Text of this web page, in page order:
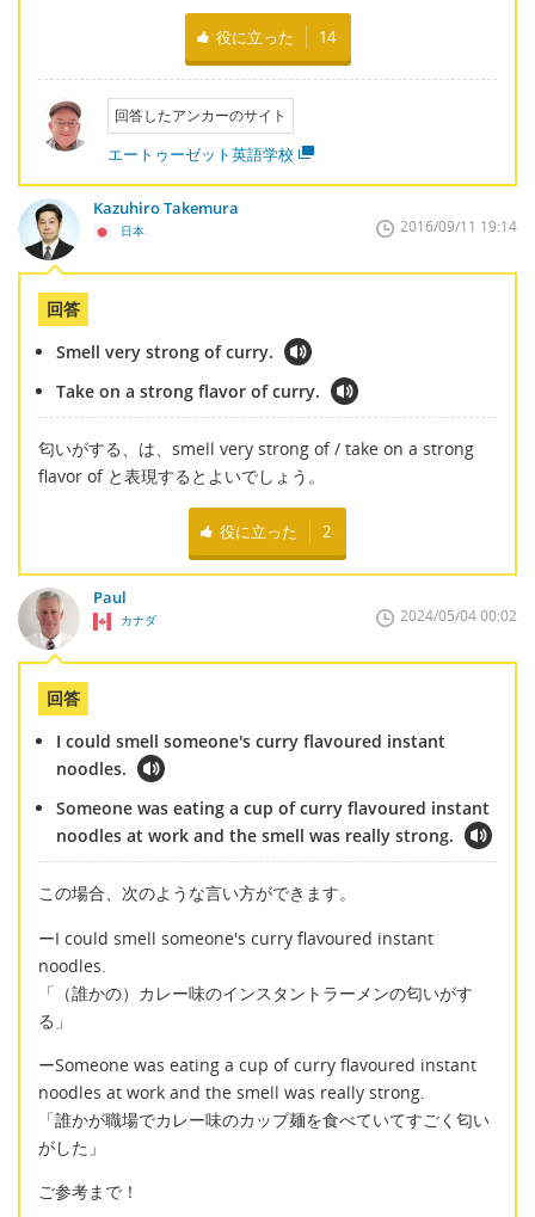
役に立った 14
回答したアンカーのサイト
エートゥーゼット英語学校
Kazuhiro Takemura
日本 2016/09/11 19:14
回答
Smell very strong of curry.
Take on a strong flavor of curry.
匂いがする、は、smell very strong of / take on a strong
flavor of と表現するとよいでしょう。
役に立った 2
Paul
カナダ 2024/05/04 00:02
回答
I could smell someone's curry flavoured instant
noodles.
Someone was eating a cup of curry flavoured instant
noodles at work and the smell was really strong.
この場合、次のような言い方ができます。
ーI could smell someone's curry flavoured instant
noodles.
「（誰かの）カレー味のインスタントラーメンの匂いがす
る」
ーSomeone was eating a cup of curry flavoured instant
noodles at work and the smell was really strong.
「誰かが職場でカレー味のカップ麺を食べていてすごく匂い
がした」
ご参考まで！